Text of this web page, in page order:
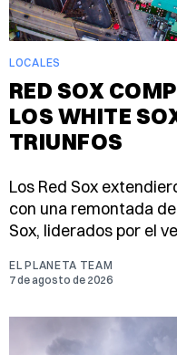
LOCALES
RED SOX
LOS WHITE
TRIUNFOS
Los Red Sox
con una remontada
Sox, liderados por el
EL PLANETA TEAM
7 de agosto de 2026